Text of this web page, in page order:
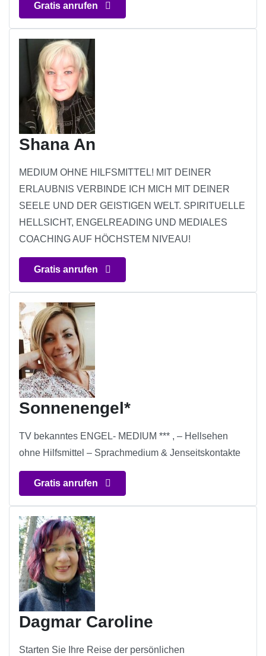
Gratis anrufen
Shana An
MEDIUM OHNE HILFSMITTEL! MIT DEINER
ERLAUBNIS VERBINDE ICH MICH MIT DEINER
SEELE UND DER GEISTIGEN WELT. SPIRITUELLE
HELLSICHT, ENGELREADING UND MEDIALES
COACHING AUF HÖCHSTEM NIVEAU!
Gratis anrufen
Sonnenengel*
TV bekanntes ENGEL- MEDIUM *** , – Hellsehen
ohne Hilfsmittel – Sprachmedium & Jenseitskontakte
Gratis anrufen
Dagmar Caroline
Starten Sie Ihre Reise der persönlichen